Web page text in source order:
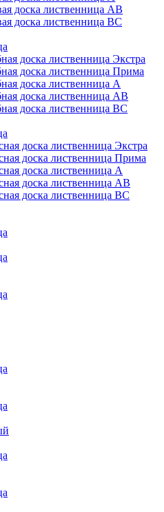
доска лиственница АB
доска лиственница BC
доска лиственница Экстра
доска лиственница Прима
доска лиственница А
доска лиственница АB
доска лиственница BC
доска лиственница Экстра
доска лиственница Прима
доска лиственница А
доска лиственница AB
доска лиственница BC